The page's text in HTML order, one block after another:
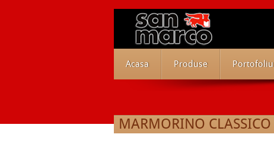
Acasa Produse Portofoliu
MARMORINO CLASSICO